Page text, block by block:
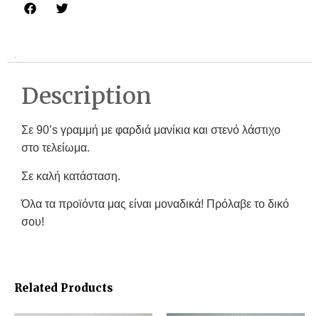
Description
Σε 90’s γραμμή με φαρδιά μανίκια και στενό λάστιχο
στο τελείωμα.
Σε καλή κατάσταση.
Όλα τα προϊόντα μας είναι μοναδικά! Πρόλαβε το δικό
σου!
Related Products